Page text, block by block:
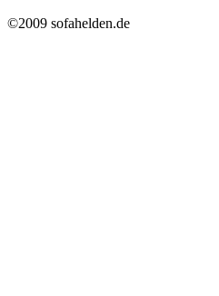
©2009 sofahelden.de